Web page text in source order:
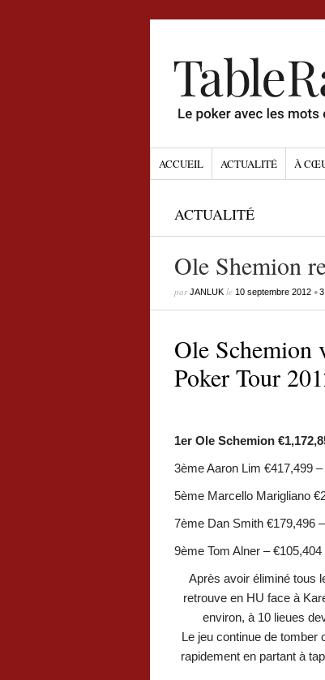
ACCUEIL ACTUALITÉ À
ACTUALITÉ
Ole Shemion
parJANLUKle 10 septembre 2012•
Ole Schemion
Poker Tour
1er Ole Schemion
3ème Aaron Lim €417,499
5ème Marcello Marigliano
7ème Dan Smith €179,496
9ème Tom Alner – €105,404
Après avoir éliminé tous
retrouve en HU face à
environ, à 10 lieues
Le jeu continue de tomber
rapidement en partant à